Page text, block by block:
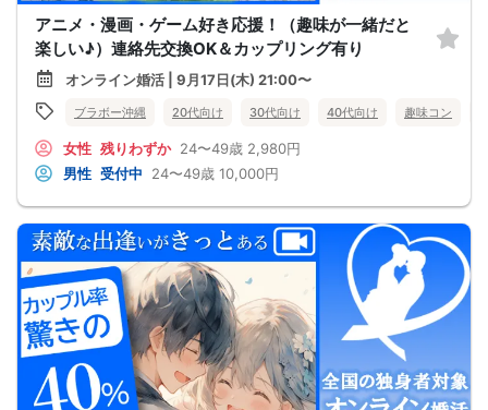
アニメ・漫画・ゲーム好き応援！（趣味が一緒だと
楽しい♪）連絡先交換OK＆カップリング有り
オンライン婚活 | 9月17日(木) 21:00〜
ブラボー沖縄 20代向け 30代向け 40代向け 趣味コン
女性 残りわずか 24〜49歳 2,980円
男性 受付中 24〜49歳 10,000円